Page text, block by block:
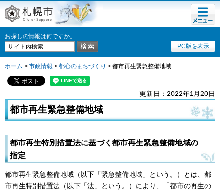
札幌市
お探しの情報は何ですか。
PC版を表示
メニュ
ー
ホーム > 市政情報 > 都心のまちづくり > 都市再生緊急整備地域
更新日：2022年1月20日
都市再生緊急整備地域
都市再生特別措置法に基づく都市再生緊急整備地域の
指定
都市再生緊急整備地域（以下「緊急整備地域」という。）とは、都
市再生特別措置法（以下「法」という。）により、「都市の再生の